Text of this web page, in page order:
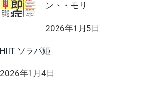
ント・モリ
2026年1月5日
HIIT ソラパ姫
2026年1月4日